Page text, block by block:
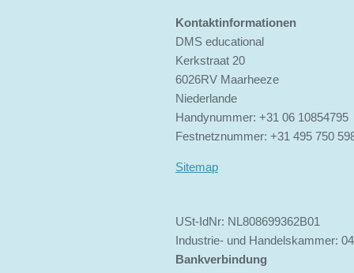
Kontaktinformationen
DMS educational
Kerkstraat 20
6026RV Maarheeze
Niederlande
Handynummer: +31 06 10854795
Festnetznummer: +31 495 750
Sitemap
USt-IdNr: NL808699362B01
Industrie- und Handelskammer:
Bankverbindung